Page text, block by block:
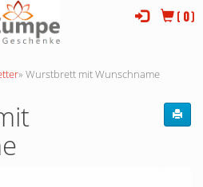
( 0)
» Wurstbrett mit Wunschname